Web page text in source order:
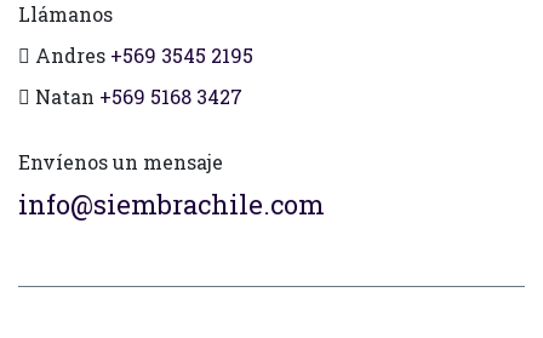
Llámanos
Andres +569 3545 2195
Natan +569 5168 3427
Envíenos un mensaje
info@siembrachile.com